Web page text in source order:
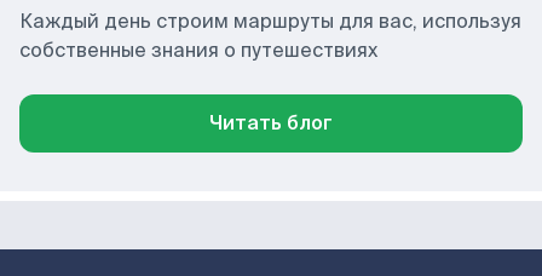
Каждый день строим маршруты для вас, используя
собственные знания о путешествиях
Читать блог